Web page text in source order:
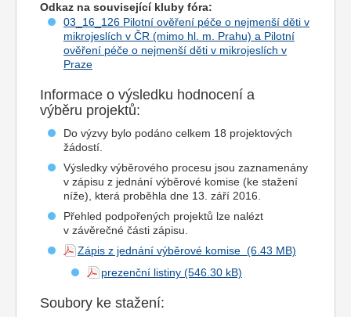
Odkaz na související kluby fóra:
03_16_126 Pilotní ověření péče o nejmenší děti v
mikrojeslích v ČR (mimo hl. m. Prahu) a Pilotní
ověření péče o nejmenší děti v mikrojeslích v
Praze
Informace o výsledku hodnocení a
výběru projektů:
Do výzvy bylo podáno celkem 18 projektových
žádostí.
Výsledky výběrového procesu jsou zaznamenány
v zápisu z jednání výběrové komise (ke stažení
níže), která proběhla dne 13. září 2016.
Přehled podpořených projektů lze nalézt
v závěrečné části zápisu.
Zápis z jednání výběrové komise
prezenční listiny
Soubory ke stažení: